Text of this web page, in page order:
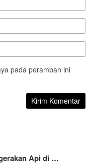
pada peramban ini
Api di …